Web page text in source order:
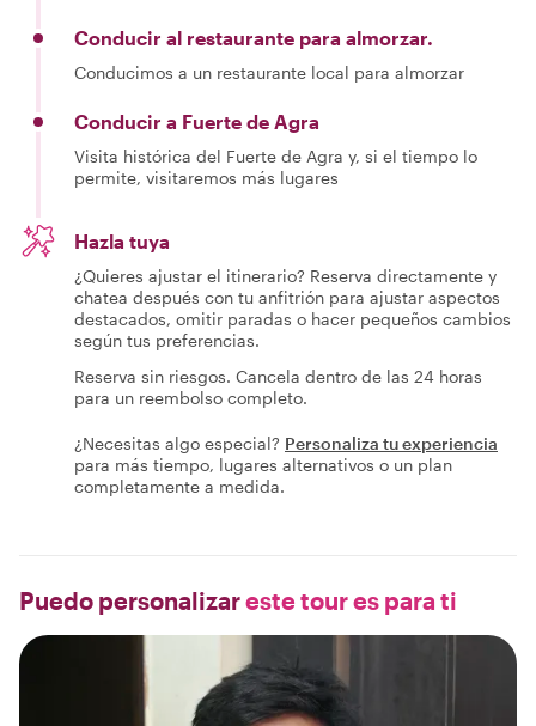
Conducir al restaurante para almorzar.
Conducimos a un restaurante local para almorzar
Conducir a Fuerte de Agra
Visita histórica del Fuerte de Agra y, si el tiempo lo
permite, visitaremos más lugares
Hazla tuya
¿Quieres ajustar el itinerario? Reserva directamente y
chatea después con tu anfitrión para ajustar aspectos
destacados, omitir paradas o hacer pequeños cambios
según tus preferencias.
Reserva sin riesgos. Cancela dentro de las 24 horas
para un reembolso completo.
¿Necesitas algo especial? Personaliza tu experiencia
para más tiempo, lugares alternativos o un plan
completamente a medida.
Puedo personalizareste tour es para ti